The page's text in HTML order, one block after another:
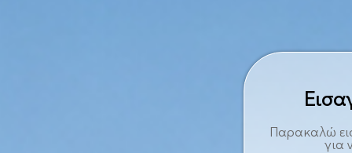
Παρακαλώ
για